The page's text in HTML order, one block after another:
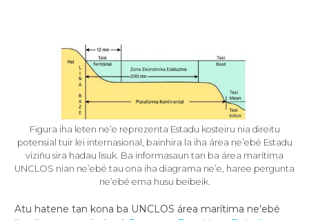
Figura iha leten ne’e reprezenta Estadu kosteiru nia direitu
potensial tuir lei internasional, bainhira la iha área ne’ebé Estadu
viziñu sira hadau lisuk. Ba informasaun tan ba área marítima
UNCLOS nian ne’ebé tau ona iha diagrama ne’e, haree pergunta
ne’ebé ema husu beibeik.
Atu hatene tan kona ba UNCLOS área marítima ne’ebé